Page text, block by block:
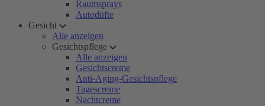
Raumsprays
Autodüfte
Gesicht
Alle anzeigen
Gesichtspflege
Alle anzeigen
Gesichtscreme
Anti-Aging-Gesichtspflege
Tagescreme
Nachtcreme